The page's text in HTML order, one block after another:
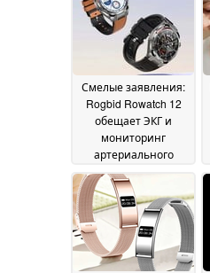
13 June 2026
Смелые заявления:
Rogbid Rowatch 12
обещает ЭКГ и
мониторинг
артериального
давления по
бюджетной цене
March 2026